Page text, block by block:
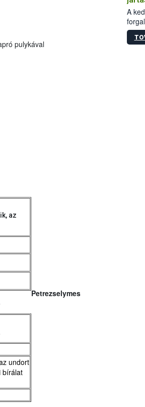
pulykával
az
Petrezselymes
undort
bírálat
A